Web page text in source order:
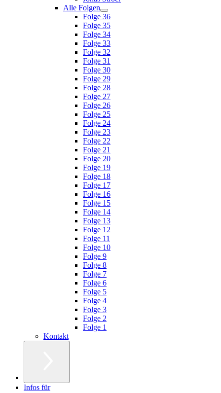
Alle Folgen
Folge 36
Folge 35
Folge 34
Folge 33
Folge 32
Folge 31
Folge 30
Folge 29
Folge 28
Folge 27
Folge 26
Folge 25
Folge 24
Folge 23
Folge 22
Folge 21
Folge 20
Folge 19
Folge 18
Folge 17
Folge 16
Folge 15
Folge 14
Folge 13
Folge 12
Folge 11
Folge 10
Folge 9
Folge 8
Folge 7
Folge 6
Folge 5
Folge 4
Folge 3
Folge 2
Folge 1
Kontakt
Infos für